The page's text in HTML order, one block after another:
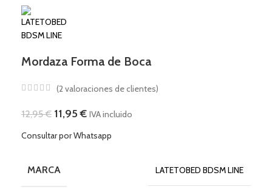
Mordaza Forma de Boca
(2 valoraciones de clientes)
12,95€ 11,95€ IVA incluido
Consultar por Whatsapp
MARCA LATETOBED BDSM LINE